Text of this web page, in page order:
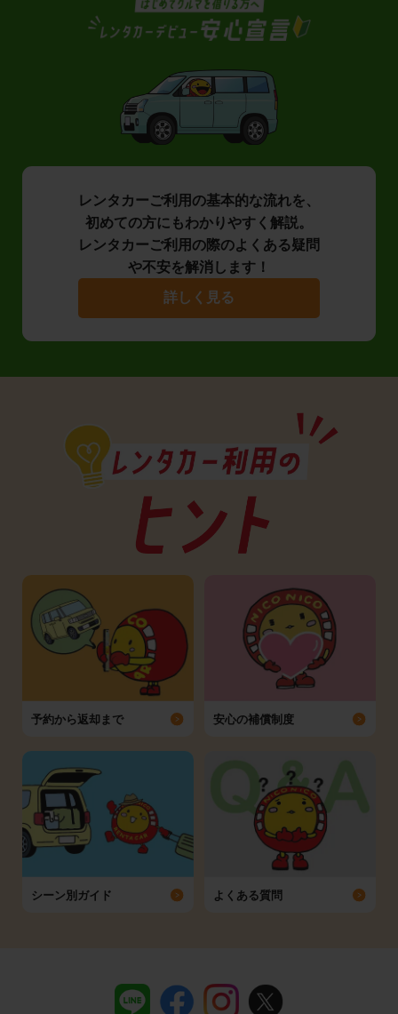
レンタカーご利用の基本的な流れを、
初めての方にもわかりやすく解説。
レンタカーご利用の際のよくある疑問
や不安を解消します！
詳しく見る
予約から返却まで 安心の補償制度
シーン別ガイド よくある質問